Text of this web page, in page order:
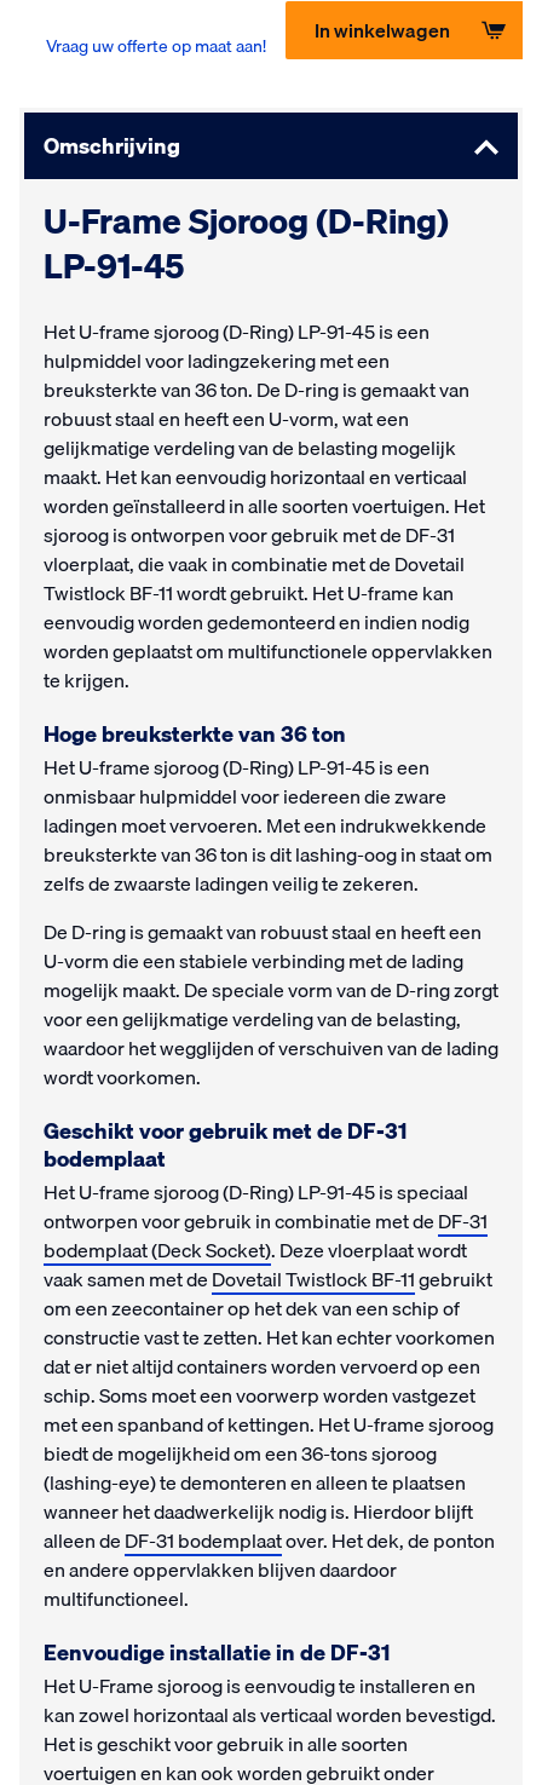
In winkelwagen
Vraag uw offerte op maat aan!
Omschrijving
U-Frame Sjoroog (D-Ring)
LP-91-45
Het U-frame sjoroog (D-Ring) LP-91-45 is een
hulpmiddel voor ladingzekering met een
breuksterkte van 36 ton. De D-ring is gemaakt van
robuust staal en heeft een U-vorm, wat een
gelijkmatige verdeling van de belasting mogelijk
maakt. Het kan eenvoudig horizontaal en verticaal
worden geïnstalleerd in alle soorten voertuigen. Het
sjoroog is ontworpen voor gebruik met de DF-31
vloerplaat, die vaak in combinatie met de Dovetail
Twistlock BF-11 wordt gebruikt. Het U-frame kan
eenvoudig worden gedemonteerd en indien nodig
worden geplaatst om multifunctionele oppervlakken
te krijgen.
Hoge breuksterkte van 36 ton
Het U-frame sjoroog (D-Ring) LP-91-45 is een
onmisbaar hulpmiddel voor iedereen die zware
ladingen moet vervoeren. Met een indrukwekkende
breuksterkte van 36 ton is dit lashing-oog in staat om
zelfs de zwaarste ladingen veilig te zekeren.
De D-ring is gemaakt van robuust staal en heeft een
U-vorm die een stabiele verbinding met de lading
mogelijk maakt. De speciale vorm van de D-ring zorgt
voor een gelijkmatige verdeling van de belasting,
waardoor het wegglijden of verschuiven van de lading
wordt voorkomen.
Geschikt voor gebruik met de DF-31
bodemplaat
Het U-frame sjoroog (D-Ring) LP-91-45 is speciaal
ontworpen voor gebruik in combinatie met deDF-31
bodemplaat (Deck Socket). Deze vloerplaat wordt
vaak samen met deDovetail Twistlock BF-11gebruikt
om een zeecontainer op het dek van een schip of
constructie vast te zetten. Het kan echter voorkomen
dat er niet altijd containers worden vervoerd op een
schip. Soms moet een voorwerp worden vastgezet
met een spanband of kettingen. Het U-frame sjoroog
biedt de mogelijkheid om een 36-tons sjoroog
(lashing-eye) te demonteren en alleen te plaatsen
wanneer het daadwerkelijk nodig is. Hierdoor blijft
alleen deDF-31 bodemplaatover. Het dek, de ponton
en andere oppervlakken blijven daardoor
multifunctioneel.
Eenvoudige installatie in de DF-31
Het U-Frame sjoroog is eenvoudig te installeren en
kan zowel horizontaal als verticaal worden bevestigd.
Het is geschikt voor gebruik in alle soorten
voertuigen en kan ook worden gebruikt onder